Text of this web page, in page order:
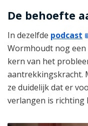
De behoefte
In dezelfde podcast
Wormhoudt nog een
kern van het
aantrekkingskracht.
ze duidelijk dat er
verlangen is richting